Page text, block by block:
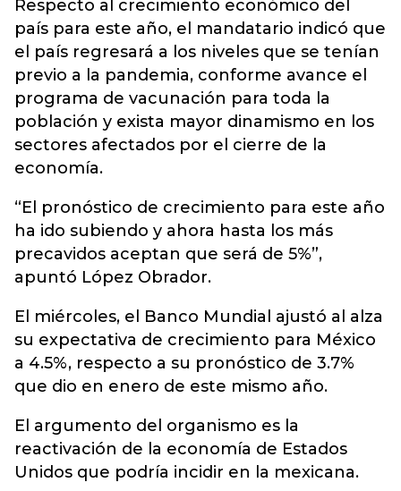
Respecto al crecimiento económico del
país para este año, el mandatario indicó que
el país regresará a los niveles que se tenían
previo a la pandemia, conforme avance el
programa de vacunación para toda la
población y exista mayor dinamismo en los
sectores afectados por el cierre de la
economía.
“El pronóstico de crecimiento para este año
ha ido subiendo y ahora hasta los más
precavidos aceptan que será de 5%”,
apuntó López Obrador.
El miércoles, el Banco Mundial ajustó al alza
su expectativa de crecimiento para México
a 4.5%, respecto a su pronóstico de 3.7%
que dio en enero de este mismo año.
El argumento del organismo es la
reactivación de la economía de Estados
Unidos que podría incidir en la mexicana.